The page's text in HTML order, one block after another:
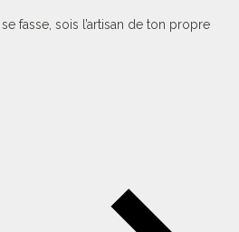
fasse, sois l’artisan de ton propre